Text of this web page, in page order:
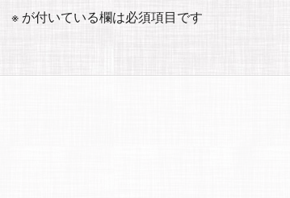
※ が付いている欄は必須項目です